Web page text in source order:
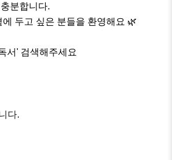
분합니다.
두고 싶은 분들을 환영해요 🌿
서' 검색해주세요
다.